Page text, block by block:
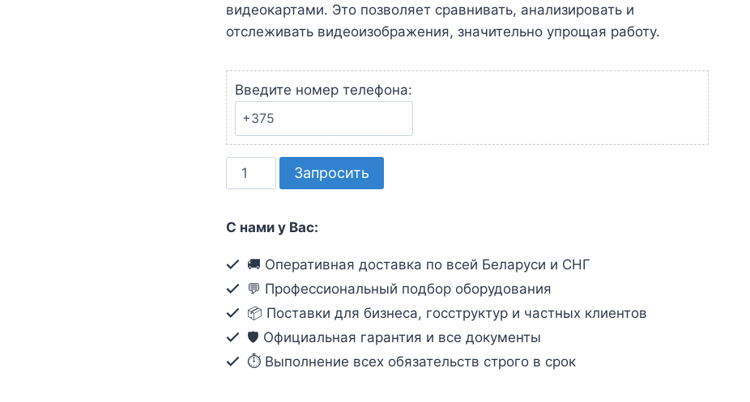
видеокартами. Это позволяет сравнивать, анализировать и
отслеживать видеоизображения, значительно упрощая работу.
Введите номер телефона:
Количество
товара
портовый,
аудио,
КВМ-
коммутатор
Запросить
С нами у Вас:
🚚 Оперативная доставка по всей Беларуси и СНГ
💬 Профессиональный подбор оборудования
📦 Поставки для бизнеса, госструктур и частных клиентов
🛡️ Официальная гарантия и все документы
⏱ Выполнение всех обязательств строго в срок